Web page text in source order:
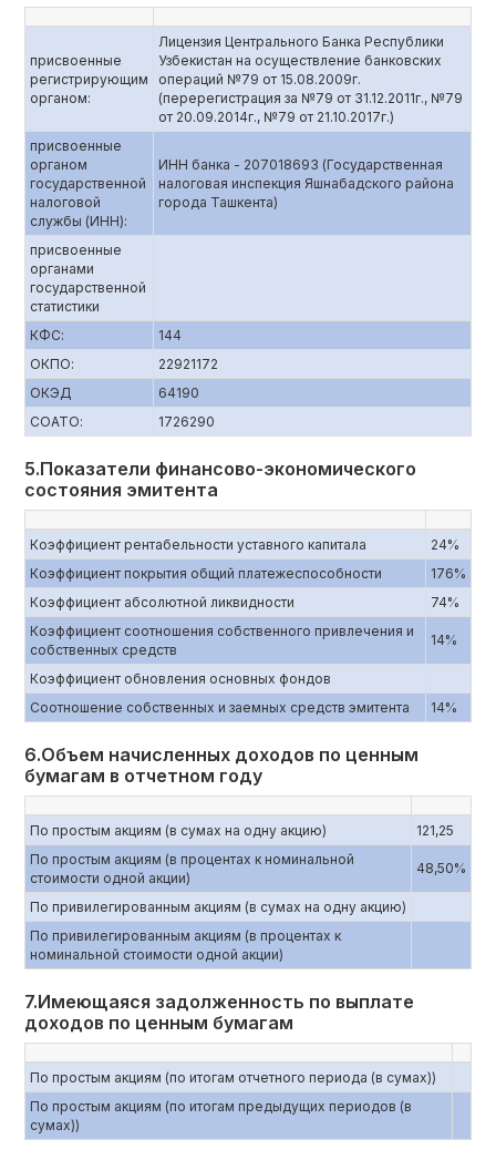
присвоенные
регистрирующим
органом:
Лицензия Центрального Банка Республики
Узбекистан на осуществление банковских
операций №79 от 15.08.2009г.
(перерегистрация за №79 от 31.12.2011г., №79
от 20.09.2014г., №79 от 21.10.2017г.)
присвоенные
органом
государственной
налоговой
службы (ИНН):
ИНН банка - 207018693 (Государственная
налоговая инспекция Яшнабадского района
города Ташкента)
присвоенные
органами
государственной
статистики
КФС:
144
ОКПО:
22921172
ОКЭД
64190
СОАТО:
1726290
5.Показатели финансово-экономического
состояния эмитента
Коэффициент рентабельности уставного капитала
24%
Коэффициент покрытия общий платежеспособности
176%
Коэффициент абсолютной ликвидности
74%
Коэффициент соотношения собственного привлечения и
собственных средств
14%
Коэффициент обновления основных фондов
Соотношение собственных и заемных средств эмитента
14%
6.Объем начисленных доходов по ценным
бумагам в отчетном году
По простым акциям (в сумах на одну акцию)
121,25
По простым акциям (в процентах к номинальной
стоимости одной акции)
48,50%
По привилегированным акциям (в сумах на одну акцию)
По привилегированным акциям (в процентах к
номинальной стоимости одной акции)
7.Имеющаяся задолженность по выплате
доходов по ценным бумагам
По простым акциям (по итогам отчетного периода (в сумах))
По простым акциям (по итогам предыдущих периодов (в
сумах))